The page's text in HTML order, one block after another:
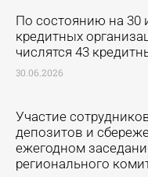
По состоянию на 30
кредитных
числятся 43
30.06.2026
Участие
депозитов и
ежегодном
регионального